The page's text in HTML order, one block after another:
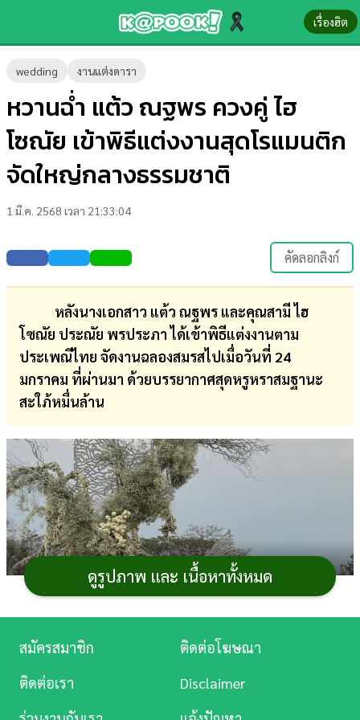
เรื่องฮิต
wedding งานแต่งดารา
หวานฉ่ำ แต้ว ณฐพร ควงคู่ ไฮ
โซณัย เข้าพิธีแต่งงานสุดโรแมนติก
จัดใหญ่กลางธรรมชาติ
1 มี.ค. 2568 เวลา 21:33:04
คัดลอกลิงก์
หลังนางเอกสาว แต้ว ณฐพร และคุณสามี ไฮ
โซณัย ประณัย พรประภา ได้เข้าพิธีแต่งงานตาม
ประเพณีไทย จัดงานฉลองสมรสไปเมื่อวันที่ 24
มกราคม ที่ผ่านมา ด้วยบรรยากาศสุดหรูหราสมฐานะ
สะใภ้หมื่นล้าน
ดูรูปภาพ และ เนื้อหาทั้งหมด
ข่าว-
ความ
รู้
บันเทิง
ตรวจ
หวย
บอล
สด
การ
เงิน
การ
ศึกษา
บันเทิง
ดู
หนัง
สมัครสมาชิก
ติดต่อโฆษณา
ติดต่อเรา
Disclaimer